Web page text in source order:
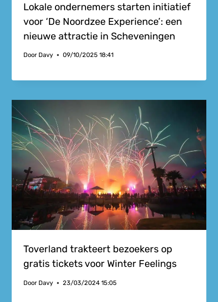
Lokale ondernemers starten initiatief
voor ‘De Noordzee Experience’: een
nieuwe attractie in Scheveningen
Door Davy 09/10/2025 18:41
Toverland trakteert bezoekers op
gratis tickets voor Winter Feelings
Door Davy 23/03/2024 15:05